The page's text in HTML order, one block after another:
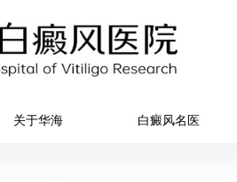
关于华海 白癜风名医